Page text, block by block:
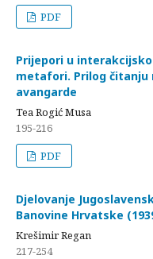
PDF
Prijepori u
metafori. Prilog
avangarde
Tea Rogić Musa
195-216
PDF
Djelovanje
Banovine Hrvatske
Krešimir Regan
217-254